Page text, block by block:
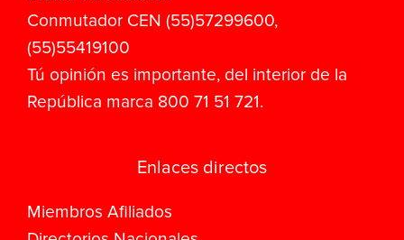
Conmutador CEN (55)57299600,
(55)55419100
Tú opinión es importante, del interior de la
República marca 800 71 51 721.
Enlaces directos
Miembros Afiliados